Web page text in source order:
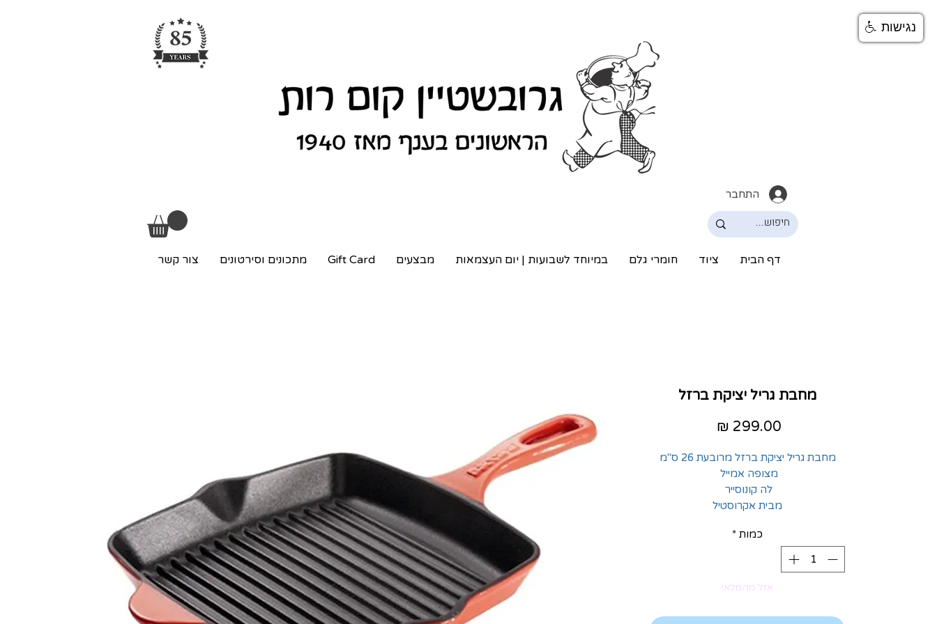
התחבר
דף הבית ציוד חומרי גלם במיוחד לשבועות | יום העצמאות מבצעים Gift Card מתכונים וסירטונים צור קשר
מחבת גריל יציקת ברזל
מחבת גריל יציקת ברזל מרובעת 26 ס"מ
מצופה אמייל
לה קונוסייר
מבית אקרוסטיל
כמות *
אזל מהמלאי
נגישות